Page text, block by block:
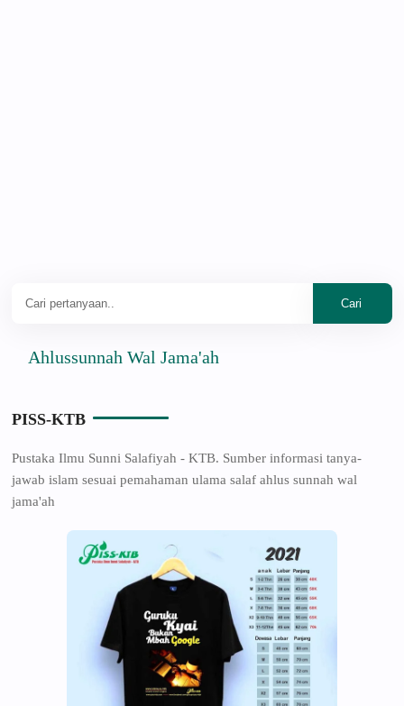
Wal Jama'ah
PISS-KTB
Pustaka Ilmu Sunni Salafiyah - KTB. Sumber informasi tanya-
jawab islam sesuai pemahaman ulama salaf ahlus sunnah wal
jama'ah